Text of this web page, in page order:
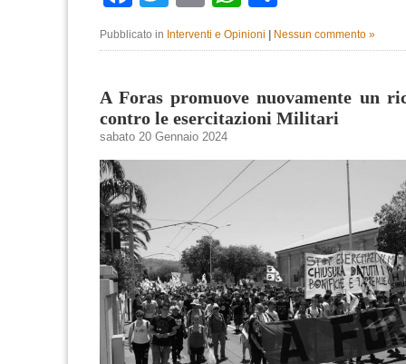
Pubblicato in Interventi e Opinioni Nessun commento »
A Foras promuove nuovamente un
contro le esercitazioni Militari
sabato 20 Gennaio 2024